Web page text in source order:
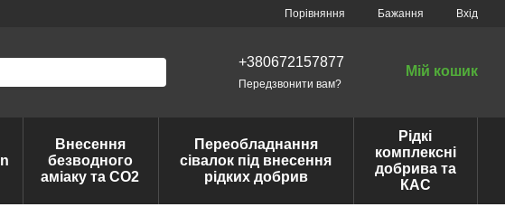
Порівняння Бажання Вхід
+380672157877
Передзвонити вам?
Мій кошик
Внесення
безводного
аміаку та CO2
Переобладнання
сівалок під внесення
рідких добрив
Рідкі
комплексні
добрива та
КАС